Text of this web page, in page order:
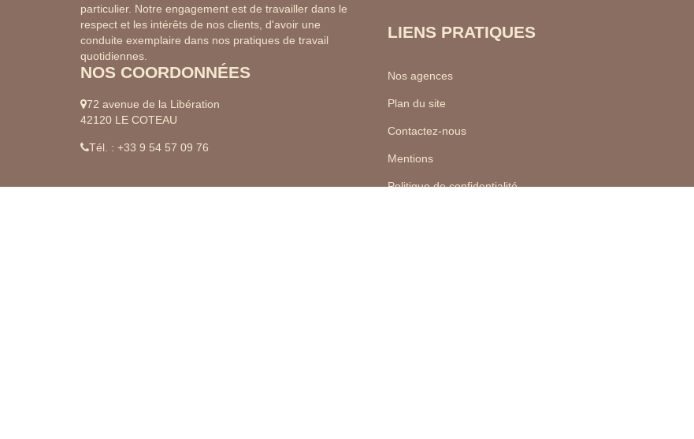
particulier. Notre engagement est de travailler dans le
respect et les intérêts de nos clients, d'avoir une
conduite exemplaire dans nos pratiques de travail
quotidiennes.
NOS COORDONNÉES
72 avenue de la Libération
42120 LE COTEAU
Tél. : +33 9 54 57 09 76
LIENS PRATIQUES
Nos agences
Plan du site
Contactez-nous
Mentions
Politique de confidentialité